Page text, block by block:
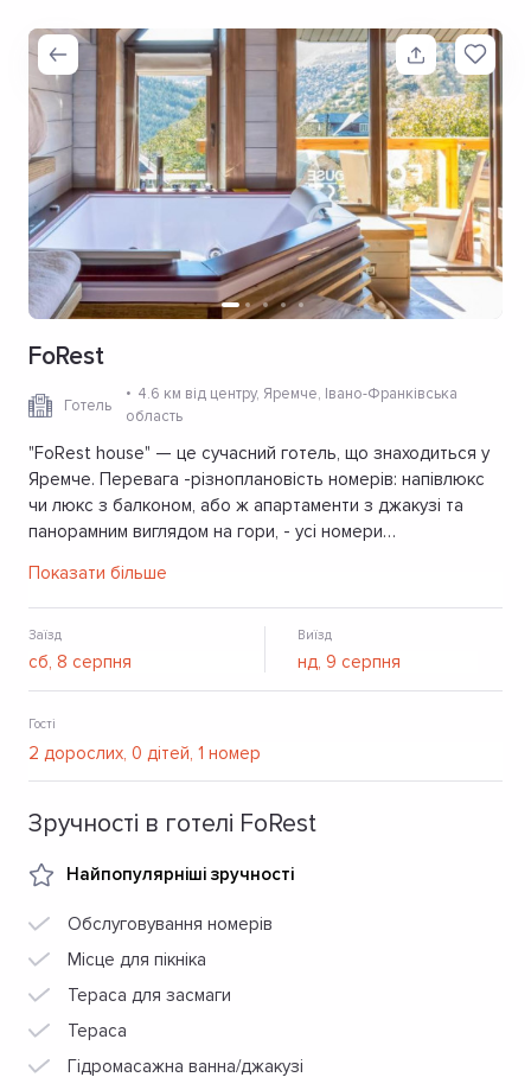
FoRest
Готель
4.6 км від центру, Яремче, Івано-Франківська
область
"FoRest house" — це сучасний готель, що знаходиться у
Яремче. Перевага -різноплановість номерів: напівлюкс
чи люкс з балконом, або ж апартаменти з джакузі та
панорамним виглядом на гори, - усі номери
відпочивальники можуть скорисатись сауною, чанами. А
смачно поїсти можна в ресторані.
Показати більше
Заїзд Виїзд
Гості
Зручності в готелі FoRest
Найпопулярніші зручності
Обслуговування номерів
Місце для пікніка
Тераса для засмаги
Тераса
Гідромасажна ванна/джакузі